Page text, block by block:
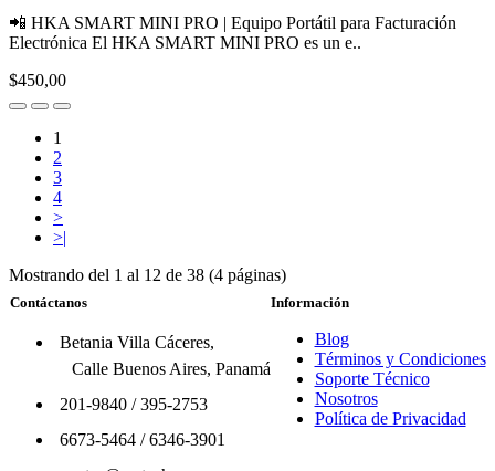
📲 HKA SMART MINI PRO | Equipo Portátil para Facturación
Electrónica El HKA SMART MINI PRO es un e..
$450,00
1
2
3
4
>
>|
Mostrando del 1 al 12 de 38 (4 páginas)
Contáctanos
Betania Villa Cáceres,
Calle Buenos Aires, Panamá
201-9840/395-2753
6673-5464/6346-3901
Información
Blog
Términos y Condiciones
Soporte Técnico
Nosotros
Política de Privacidad